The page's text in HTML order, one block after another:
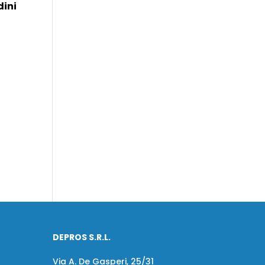
DEPROS S.R.L.
Via A. De Gasperi, 25/31